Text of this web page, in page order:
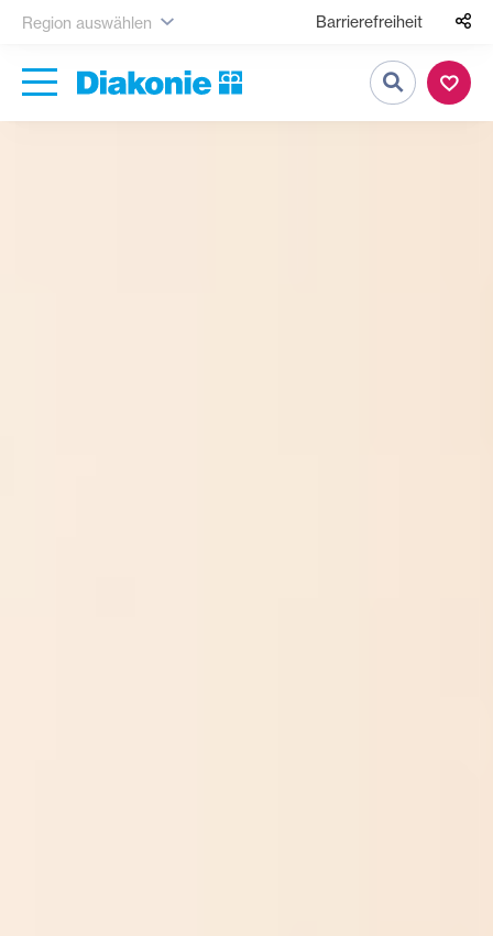
Region auswählen Barrierefreiheit
Suche